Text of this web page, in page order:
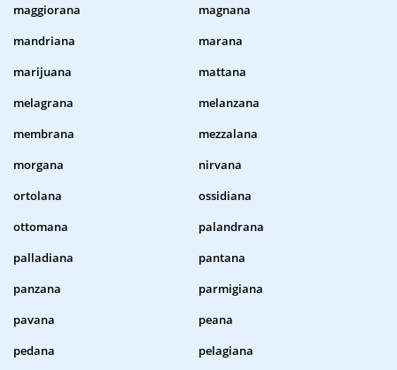
maggiorana
magnana
mandriana
marana
marijuana
mattana
melagrana
melanzana
membrana
mezzalana
morgana
nirvana
ortolana
ossidiana
ottomana
palandrana
palladiana
pantana
panzana
parmigiana
pavana
peana
pedana
pelagiana